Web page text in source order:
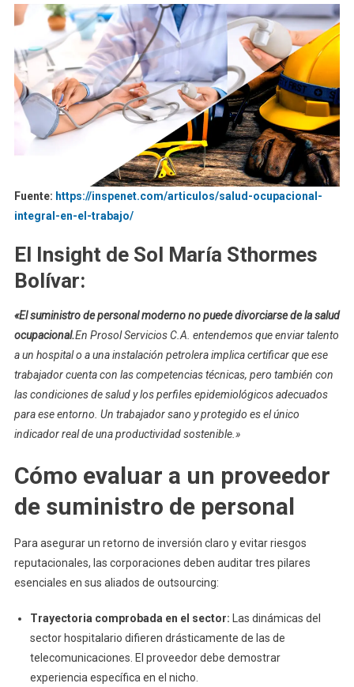
Fuente: https://inspenet.com/articulos/salud-ocupacional-
integral-en-el-trabajo/
El Insight de Sol María Sthormes
Bolívar:
«El suministro de personal moderno no puede divorciarse de la salud
ocupacional.En Prosol Servicios C.A. entendemos que enviar talento
a un hospital o a una instalación petrolera implica certificar que ese
trabajador cuenta con las competencias técnicas, pero también con
las condiciones de salud y los perfiles epidemiológicos adecuados
para ese entorno. Un trabajador sano y protegido es el único
indicador real de una productividad sostenible.»
Cómo evaluar a un proveedor
de suministro de personal
Para asegurar un retorno de inversión claro y evitar riesgos
reputacionales, las corporaciones deben auditar tres pilares
esenciales en sus aliados de outsourcing:
Trayectoria comprobada en el sector: Las dinámicas del
sector hospitalario difieren drásticamente de las de
telecomunicaciones. El proveedor debe demostrar
experiencia específica en el nicho.